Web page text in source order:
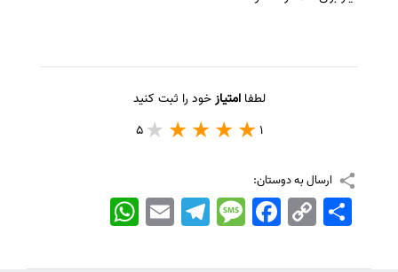
لطفاامتیازخود را ثبت کنید
1
5
ارسال به دوستان:
WhatsApp EmailTelegramMessageFacebook Copy
Link
اشتراک